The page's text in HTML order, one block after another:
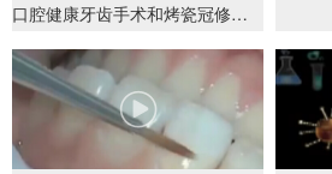
口腔健康牙齿手术和烤瓷冠修复过程